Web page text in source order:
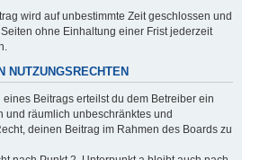
wird auf unbestimmte Zeit geschlossen und
ohne Einhaltung einer Frist jederzeit
NUTZUNGSRECHTEN
eines Beitrags erteilst du dem Betreiber ein
und räumlich unbeschränktes und
deinen Beitrag im Rahmen des Boards zu